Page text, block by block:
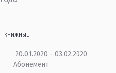
КНИЖНЫЕ
20.01.2020 - 03.02.2020
Абонемент